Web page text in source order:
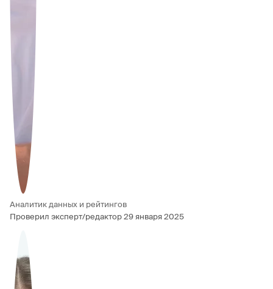
Аналитик данных и рейтингов
Проверил эксперт/редактор29 января 2025